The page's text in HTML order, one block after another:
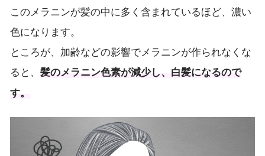
このメラニンが髪の中に多く含まれているほど、濃い
色になります。
ところが、加齢などの影響でメラニンが作られなくな
ると、髪のメラニン色素が減少し、白髪になるので
す。